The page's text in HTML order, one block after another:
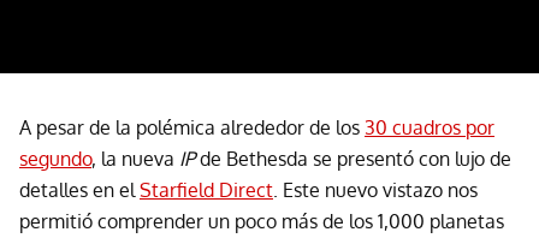
A pesar de la polémica alrededor de los 30 cuadros por
segundo, la nueva IPde Bethesda se presentó con lujo de
detalles en el Starfield Direct . Este nuevo vistazo nos
permitió comprender un poco más de los 1,000 planetas